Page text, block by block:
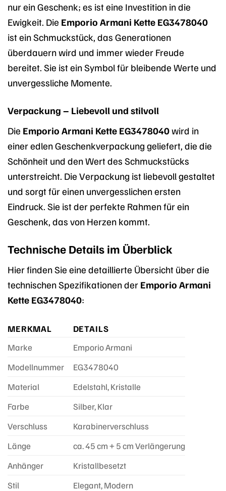
nur ein Geschenk; es ist eine Investition in die
Ewigkeit. Die Emporio Armani Kette EG3478040
ist ein Schmuckstück, das Generationen
überdauern wird und immer wieder Freude
bereitet. Sie ist ein Symbol für bleibende Werte und
unvergessliche Momente.
Verpackung – Liebevoll und stilvoll
Die Emporio Armani Kette EG3478040wird in
einer edlen Geschenkverpackung geliefert, die die
Schönheit und den Wert des Schmuckstücks
unterstreicht. Die Verpackung ist liebevoll gestaltet
und sorgt für einen unvergesslichen ersten
Eindruck. Sie ist der perfekte Rahmen für ein
Geschenk, das von Herzen kommt.
Technische Details im Überblick
Hier finden Sie eine detaillierte Übersicht über die
technischen Spezifikationen der Emporio Armani
Kette EG3478040:
MERKMAL
DETAILS
Marke
Emporio Armani
Modellnummer
EG3478040
Material
Edelstahl, Kristalle
Farbe
Silber, Klar
Verschluss
Karabinerverschluss
Länge
ca. 45 cm + 5 cm Verlängerung
Anhänger
Kristallbesetzt
Stil
Elegant, Modern